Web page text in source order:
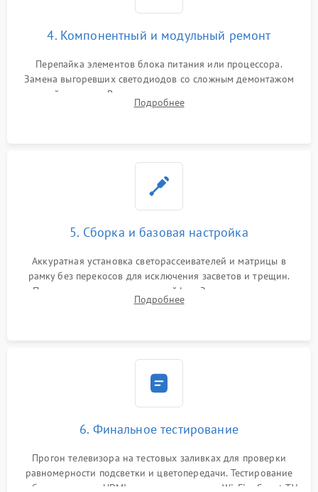
4. Компонентный и модульный ремонт
Перепайка элементов блока питания или процессора.
Замена выгоревших светодиодов со сложным демонтажом
хрупкой матрицы. Восстановление поврежденных дорожек,
прошивка микросхем памяти EEPROM
Подробнее
5. Сборка и базовая настройка
Аккуратная установка светорассеивателей и матрицы в
рамку без перекосов для исключения засветов и трещин.
Подключение внутренних шлейфов. Закрытие корпуса.
Сброс настроек и обновление программного обеспечения.
Подробнее
6. Финальное тестирование
Прогон телевизора на тестовых заливках для проверки
равномерности подсветки и цветопередачи. Тестирование
работы разъемов HDMI, динамиков, модуля Wi-Fi и Smart TV